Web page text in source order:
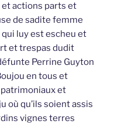
actions parts et
de sadite femme
luy est escheu et
et trespas dudit
Perrine Guyton
en tous et
et
où qu’ils soient assis
vignes terres